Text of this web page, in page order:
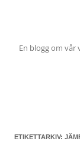
En blogg om
ETIKETTARKIV: